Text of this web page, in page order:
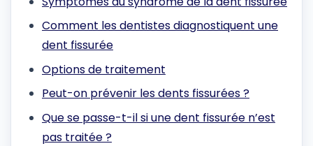
Comment les dentistes diagnostiquent une
dent fissurée
Options de traitement
Peut-on prévenir les dents fissurées ?
Que se passe-t-il si une dent fissurée n’est
pas traitée ?